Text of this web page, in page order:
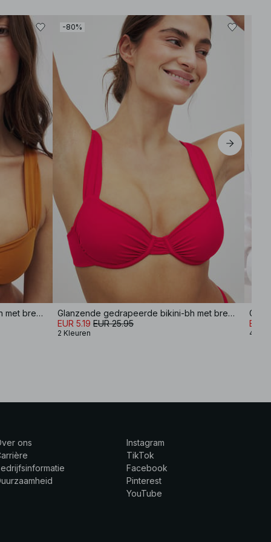
Glanzende gedrapeerde bikini-bh met brede bandjes
-80%
Glanzende gedrapeerde bikini-bh met brede bandjes
EUR 5.19 EUR 25.95
2 Kleuren
EUR
4
ons
Instagram
TikTok
Facebook
Pinterest
YouTube